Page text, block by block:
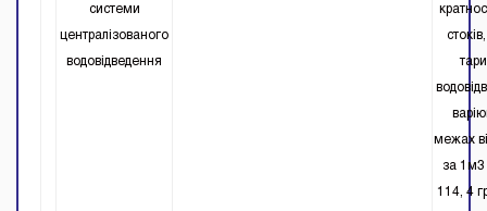
системи
централізованого
водовідведення
межах
за 1м3
114, 4